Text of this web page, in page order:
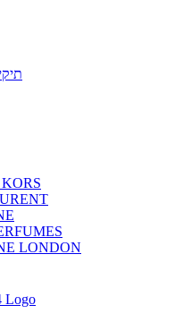
LONDON